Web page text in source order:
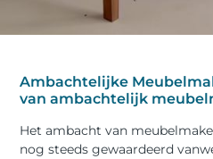
Ambachtelijke
van ambachtelijk
Het ambacht van
nog steeds gewaardeerd